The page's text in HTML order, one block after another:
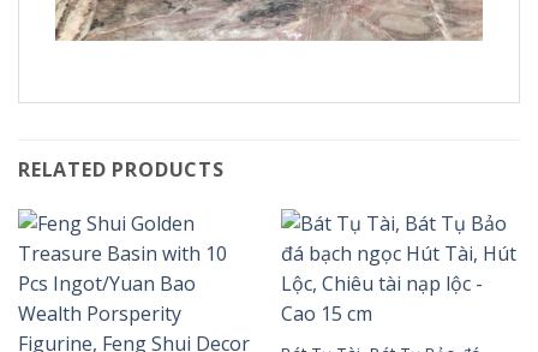
RELATED PRODUCTS